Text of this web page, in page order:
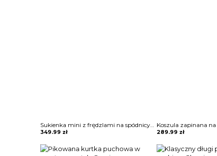
Sukienka mini z frędzlami na spódnicy Potita
349.99 zł 289.99 zł